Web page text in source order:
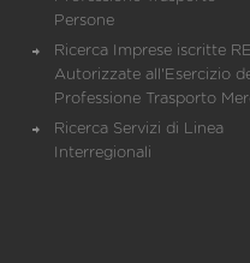
Persone
Ricerca Imprese iscritte
Autorizzate all'Esercizio
Professione Trasporto
Ricerca Servizi di Linea
Interregionali